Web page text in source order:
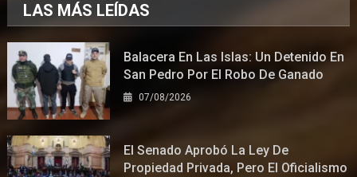
LAS MÁS LEÍDAS
Balacera En Las Islas: Un Detenido En
San Pedro Por El Robo De Ganado
07/08/2026
El Senado Aprobó La Ley De
Propiedad Privada, Pero El Oficialismo